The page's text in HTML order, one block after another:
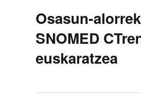
Osasun-
SNOMED
euskaratzea